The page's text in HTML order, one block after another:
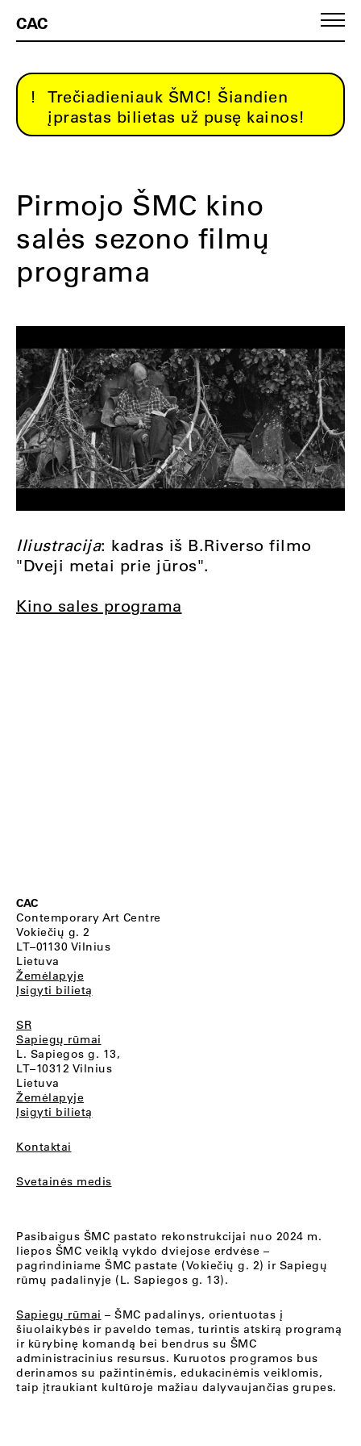
CAC
Trečiadieniauk ŠMC! Šiandien
įprastas bilietas už pusę kainos!
Pirmojo ŠMC kino
salės sezono filmų
programa
Iliustracija: kadras iš B.Riverso filmo
"Dveji metai prie jūros".
Kino sales programa
CAC
Contemporary Art Centre
Vokiečių g. 2
LT–01130 Vilnius
Lietuva
Žemėlapyje
Įsigyti bilietą
SR
Sapiegų rūmai
L. Sapiegos g. 13,
LT–10312 Vilnius
Lietuva
Žemėlapyje
Įsigyti bilietą
Kontaktai
Svetainės medis
Pasibaigus ŠMC pastato rekonstrukcijai nuo 2024 m.
liepos ŠMC veiklą vykdo dviejose erdvėse –
pagrindiniame ŠMC pastate (Vokiečių g. 2) ir Sapiegų
rūmų padalinyje (L. Sapiegos g. 13).
Sapiegų rūmai – ŠMC padalinys, orientuotas į
šiuolaikybės ir paveldo temas, turintis atskirą programą
ir kūrybinę komandą bei bendrus su ŠMC
administracinius resursus. Kuruotos programos bus
derinamos su pažintinėmis, edukacinėmis veiklomis,
taip įtraukiant kultūroje mažiau dalyvaujančias grupes.